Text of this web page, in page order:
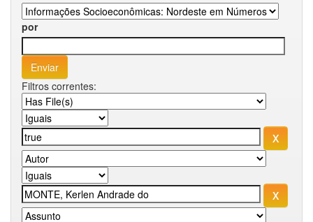
por
Filtros correntes: